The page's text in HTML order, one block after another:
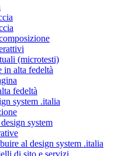
(microtesti)
in alta fedeltà
fedeltà
system .italia
system
al design system .italia
di sito e servizi